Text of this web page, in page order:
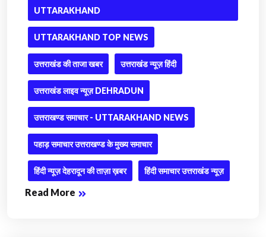
UTTARAKHAND
UTTARAKHAND TOP NEWS
उत्तराखंड की ताजा खबर उत्तराखंड न्यूज़ हिंदी
उत्तराखंड लाइव न्यूज़ DEHRADUN
उत्तराखण्ड समाचार - UTTARAKHAND NEWS
पहाड़ समाचार उत्तराखण्ड के मुख्य समाचार
हिंदी न्यूज़ देहरादून की ताज़ा ख़बर हिंदी समाचार उत्तराखंड न्यूज़
Read More